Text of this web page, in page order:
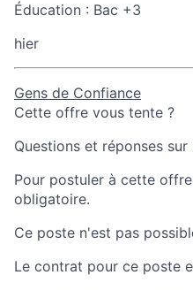
Éducation : Bac +3
hier
Gens de Confiance
Cette offre vous tente ?
Questions et réponses
Pour postuler à cette
obligatoire.
Ce poste n'est pas
Le contrat pour ce poste